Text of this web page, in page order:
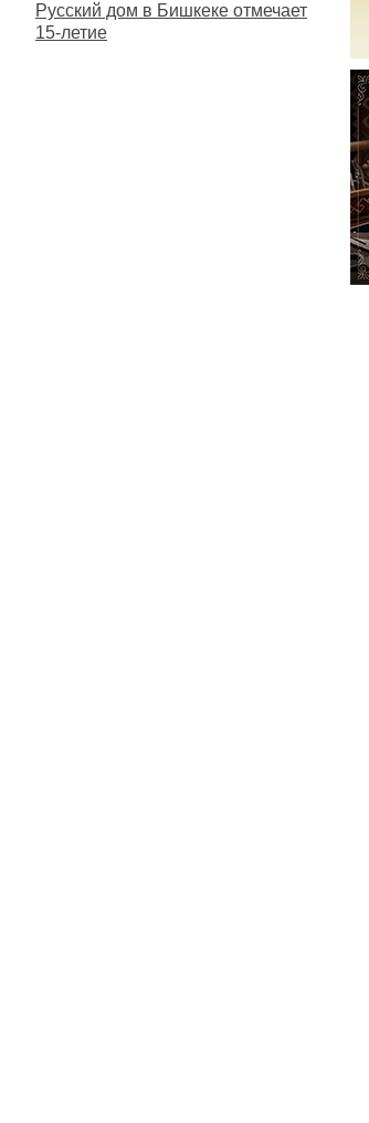
Русский дом в Бишкеке отмечает
15-летие